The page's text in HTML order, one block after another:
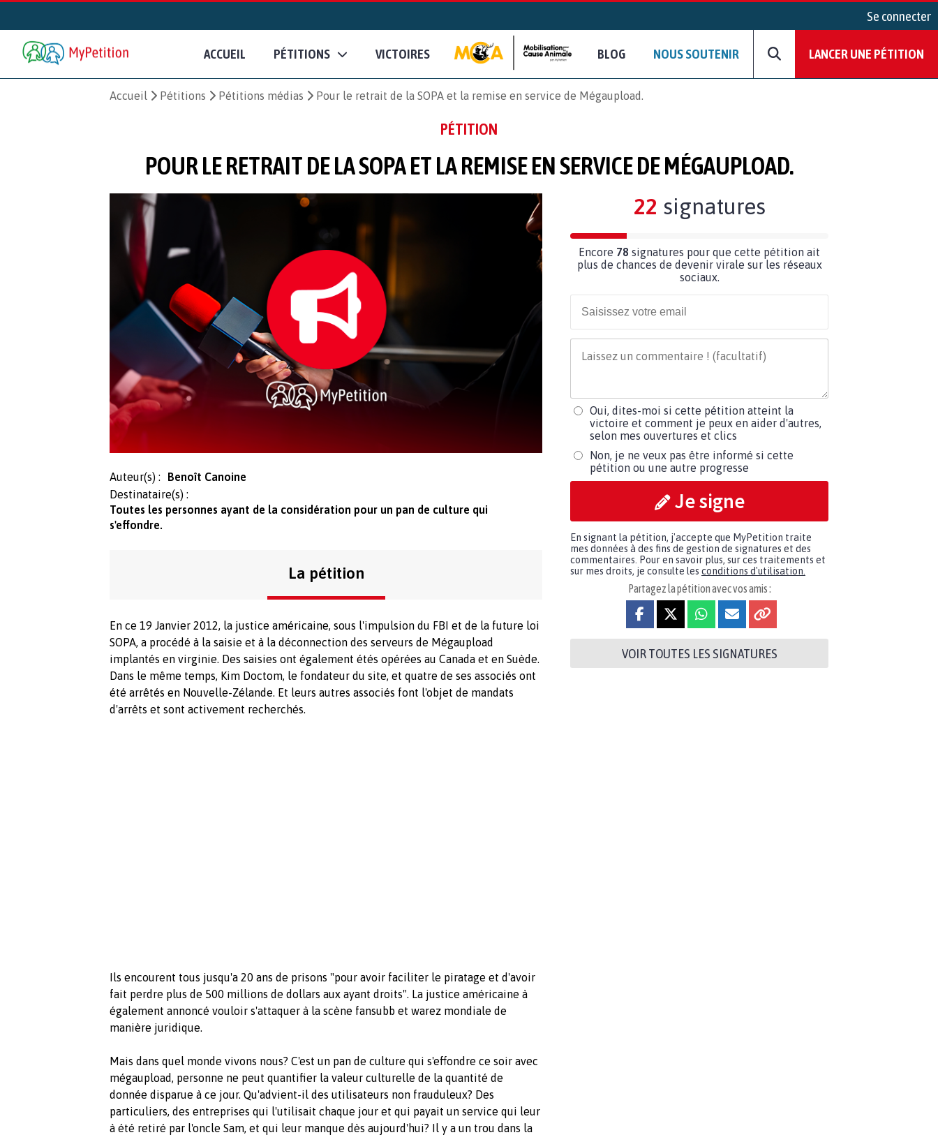
Se connecter
ACCUEIL PÉTITIONS VICTOIRES BLOG NOUS SOUTENIR LANCER UNE PÉTITION
Accueil Pétitions Pétitions médias Pour le retrait de la SOPA et la remise en service de Mégaupload.
PÉTITION
POUR LE RETRAIT DE LA SOPA ET LA REMISE EN SERVICE DE MÉGAUPLOAD.
Auteur(s) :
Benoît Canoine
Destinataire(s) :
Toutes les personnes ayant de la considération pour un pan de culture qui
s'effondre.
La pétition
En ce 19 Janvier 2012, la justice américaine, sous l'impulsion du FBI et de la future loi
SOPA, a procédé à la saisie et à la déconnection des serveurs de Mégaupload
implantés en virginie. Des saisies ont également étés opérées au Canada et en Suède.
Dans le même temps, Kim Doctom, le fondateur du site, et quatre de ses associés ont
été arrêtés en Nouvelle-Zélande. Et leurs autres associés font l'objet de mandats
d'arrêts et sont activement recherchés.
Ils encourent tous jusqu'a 20 ans de prisons "pour avoir faciliter le piratage et d'avoir
fait perdre plus de 500 millions de dollars aux ayant droits". La justice américaine à
également annoncé vouloir s'attaquer à la scène fansubb et warez mondiale de
manière juridique.
Mais dans quel monde vivons nous? C'est un pan de culture qui s'effondre ce soir avec
mégaupload, personne ne peut quantifier la valeur culturelle de la quantité de
donnée disparue à ce jour. Qu'advient-il des utilisateurs non frauduleux? Des
particuliers, des entreprises qui l'utilisait chaque jour et qui payait un service qui leur
à été retiré par l'oncle Sam, et qui leur manque dès aujourd'hui? Il y a un trou dans la
22 signatures
Encore 78 signatures pour que cette pétition ait
plus de chances de devenir virale sur les réseaux
sociaux.
Oui, dites-moi si cette pétition atteint la
victoire et comment je peux en aider d'autres,
selon mes ouvertures et clics
Non, je ne veux pas être informé si cette
pétition ou une autre progresse
Je signe
En signant la pétition, j'accepte que MyPetition traite
mes données à des fins de gestion de signatures et des
commentaires. Pour en savoir plus, sur ces traitements et
sur mes droits, je consulte les conditions d'utilisation.
Partagez la pétition avec vos amis :
VOIR TOUTES LES SIGNATURES